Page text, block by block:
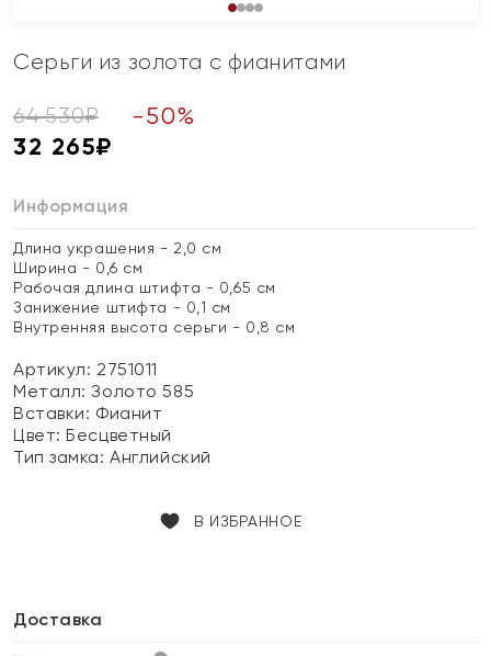
Серьги из золота с фианитами
64 530₽ -50%
32 265₽
Информация
Длина украшения - 2,0 см
Ширина - 0,6 см
Рабочая длина штифта - 0,65 см
Занижение штифта - 0,1 см
Внутренняя высота серьги - 0,8 см
Артикул: 2751011
Металл:Золото 585
Вставки: Фианит
Цвет:Бесцветный
Тип замка:Английский
В ИЗБРАННОЕ
Доставка